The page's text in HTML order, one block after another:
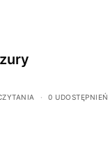
0 UDOSTĘPNIEŃ